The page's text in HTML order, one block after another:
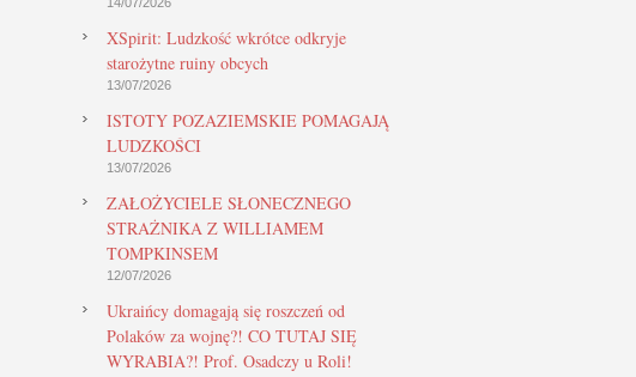
XSpirit: Ludzkość wkrótce odkryje
starożytne ruiny obcych
13/07/2026
ISTOTY POZAZIEMSKIE POMAGAJĄ
LUDZKOŚCI
13/07/2026
ZAŁOŻYCIELE SŁONECZNEGO
STRAŻNIKA Z WILLIAMEM
TOMPKINSEM
12/07/2026
Ukraińcy domagają się roszczeń od
Polaków za wojnę?! CO TUTAJ SIĘ
WYRABIA?! Prof. Osadczy u Roli!